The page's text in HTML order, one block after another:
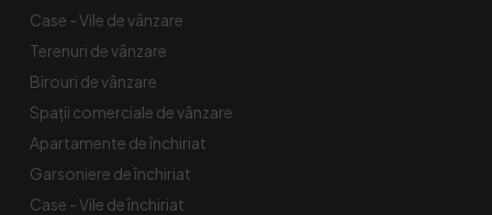
Case - Vile de vânzare
Terenuri de vânzare
Birouri de vânzare
Spaţii comerciale de vânzare
Apartamente de închiriat
Garsoniere de închiriat
Case - Vile de închiriat